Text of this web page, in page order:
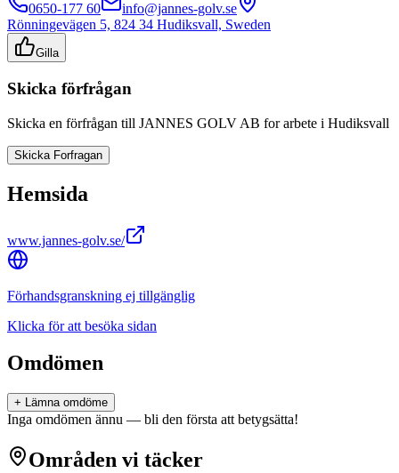
0650-177 60
info@jannes-golv.se
Rönningevägen 5, 824 34 Hudiksvall, Sweden
Gilla
Skicka förfrågan
Skicka en förfrågan till JANNES GOLV AB for arbete i Hudiksvall
Skicka Forfragan
Hemsida
www.jannes-golv.se/
Förhandsgranskning ej tillgänglig
Klicka för att besöka sidan
Omdömen
+ Lämna omdöme
Inga omdömen ännu — bli den första att betygsätta!
Områden vi täcker